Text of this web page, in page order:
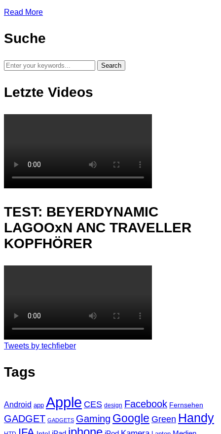
Read More
Suche
Letzte Videos
TEST: BEYERDYNAMIC
LAGOOxN ANC TRAVELLER
KOPFHÖRER
Tweets by techfieber
Tags
Android app Apple CES design Facebook Fernsehen
GADGET GADGETS Gaming Google Green Handy